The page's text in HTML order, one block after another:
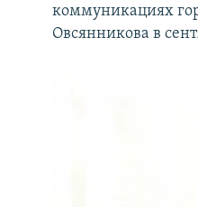
коммуникациях
Овсянникова в